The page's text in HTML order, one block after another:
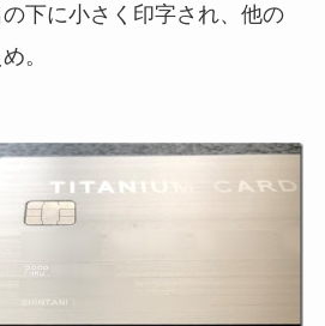
下に小さく印字され、他の
。